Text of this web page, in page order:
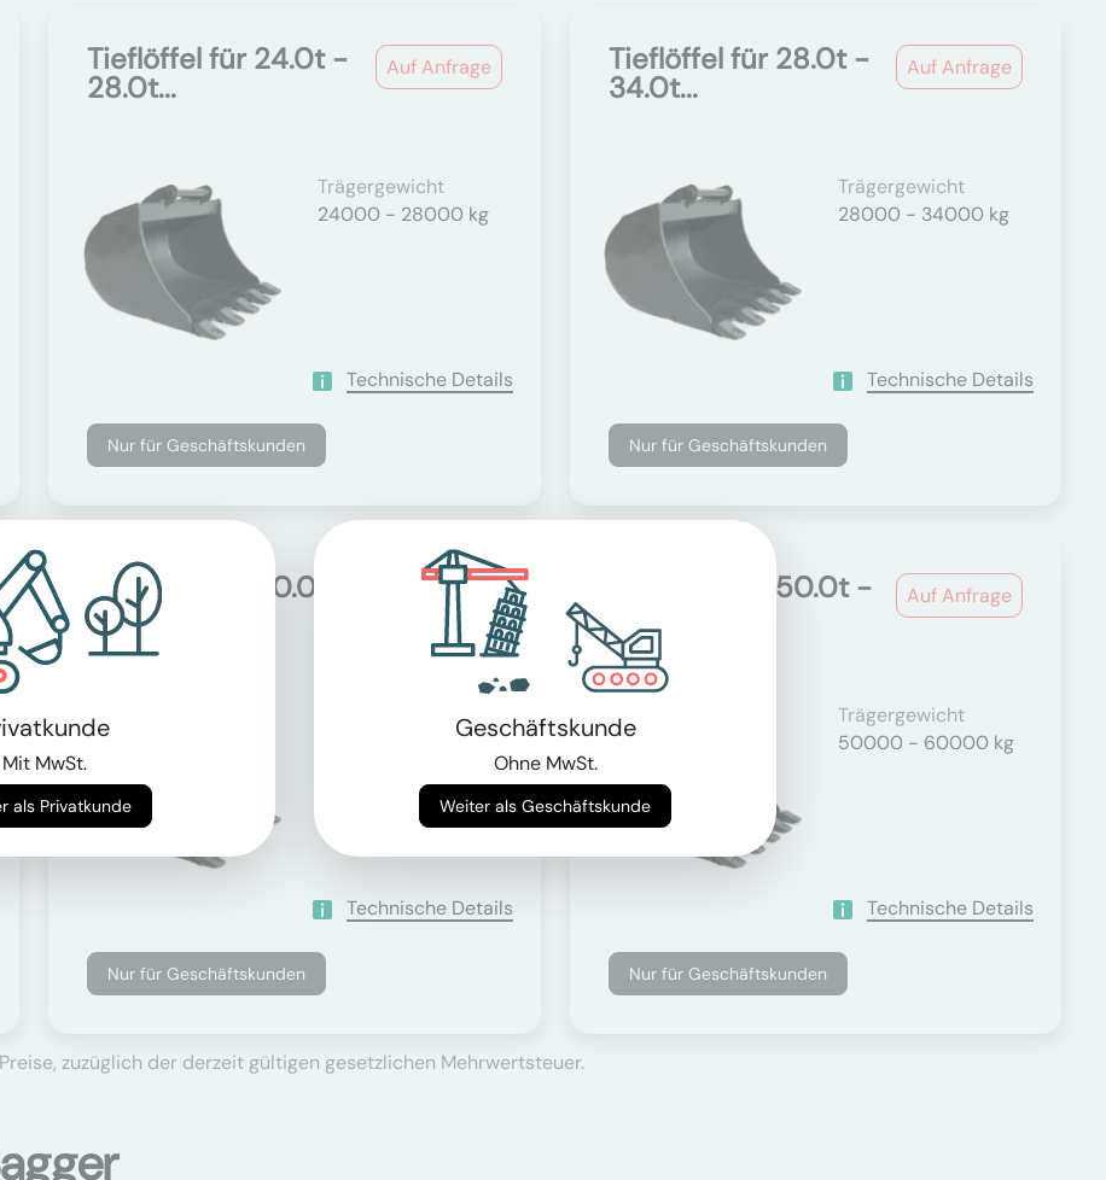
Auf Anfrage
Tieflöffel für 24.0t -
28.0t...
Trägergewicht
24000 - 28000 kg
Technische Details
Nur für Geschäftskunden
Auf Anfrage
Tieflöffel für 28.0t -
34.0t...
Trägergewicht
28000 - 34000 kg
Technische Details
Nur für Geschäftskunden
Auf Anfrage
Tieflöffel für 40.0t -
50.0t...
40000 - 50000 kg
Technische Details
Nur für Geschäftskunden
Auf Anfrage
Tieflöffel für 50.0t -
Trägergewicht
50000 - 60000 kg
Technische Details
Nur für Geschäftskunden
zuzüglich der derzeit gültigen gesetzlichen Mehrwertsteuer.
Mit MwSt.
Weiter als Privatkunde
Geschäftskunde
Ohne MwSt.
Weiter als Geschäftskunde